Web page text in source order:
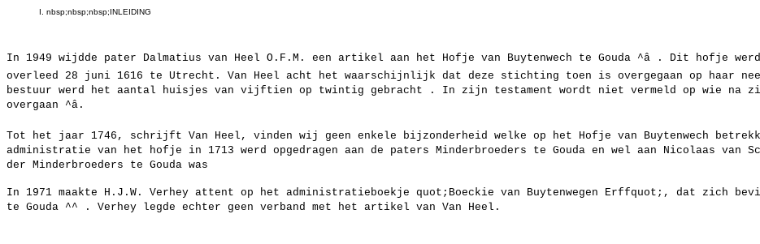
I. nbsp;nbsp;nbsp;INLEIDING
In 1949 wijdde pater Dalmatius van Heel O.F.M. een artikel aan het Hofje van Buytenwech te Gouda ^â . Dit hofje
overleed 28 juni 1616 te Utrecht. Van Heel acht het waarschijnlijk dat deze stichting toen is overgegaan op haar
bestuur werd het aantal huisjes van vijftien op twintig gebracht . In zijn testament wordt niet vermeld op wie na
overgaan ^â.
Tot het jaar 1746, schrijft Van Heel, vinden wij geen enkele bijzonderheid welke op het Hofje van Buytenwech
administratie van het hofje in 1713 werd opgedragen aan de paters Minderbroeders te Gouda en wel aan Nicolaas van
der Minderbroeders te Gouda was
In 1971 maakte H.J.W. Verhey attent op het administratieboekje quot;Boeckie van Buytenwegen Erffquot;, dat zich
te Gouda ^^ . Verhey legde echter geen verband met het artikel van Van Heel.